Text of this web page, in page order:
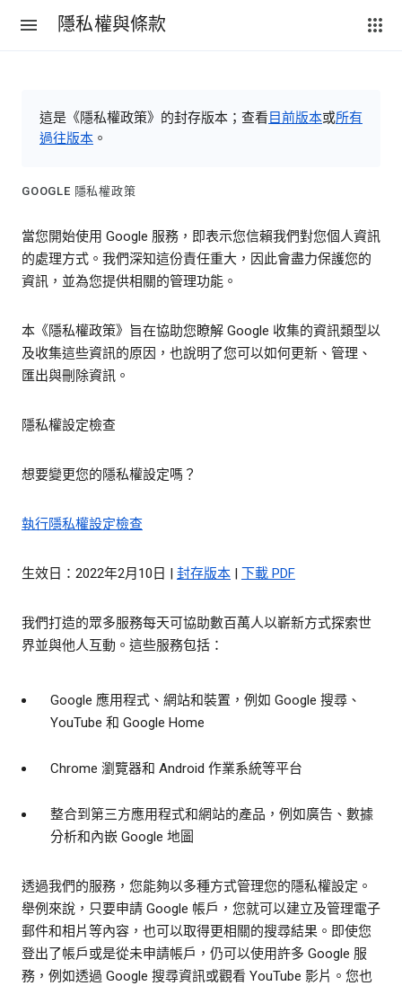
隱私權與條款
這是《隱私權政策》的封存版本；查看 目前版本或所有
過往版本 。
GOOGLE 隱私權政策
當您開始使用 Google 服務，即表示您信賴我們對您個人資訊
的處理方式。我們深知這份責任重大，因此會盡力保護您的
資訊，並為您提供相關的管理功能。
本《隱私權政策》旨在協助您瞭解 Google 收集的資訊類型以
及收集這些資訊的原因，也說明了您可以如何更新、管理、
匯出與刪除資訊。
隱私權設定檢查
想要變更您的隱私權設定嗎？
執行隱私權設定檢查
生效日：2022年2月10日 | 封存版本 | 下載 PDF
我們打造的眾多服務每天可協助數百萬人以嶄新方式探索世
界並與他人互動。這些服務包括：
Google 應用程式、網站和裝置，例如 Google 搜尋、
YouTube 和 Google Home
Chrome 瀏覽器和 Android 作業系統等平台
整合到第三方應用程式和網站的產品，例如廣告、數據
分析和內嵌 Google 地圖
透過我們的服務，您能夠以多種方式管理您的隱私權設定。
舉例來說，只要申請 Google 帳戶，您就可以建立及管理電子
郵件和相片等內容，也可以取得更相關的搜尋結果。即使您
登出了帳戶或是從未申請帳戶，仍可以使用許多 Google 服
務，例如透過 Google 搜尋資訊或觀看 YouTube 影片。您也